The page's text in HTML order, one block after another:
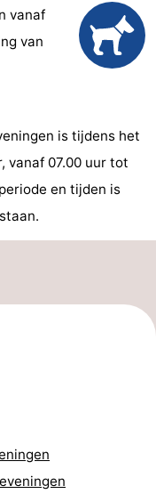
vanaf
van
is tijdens het
vanaf 07.00 uur tot
en tijden is